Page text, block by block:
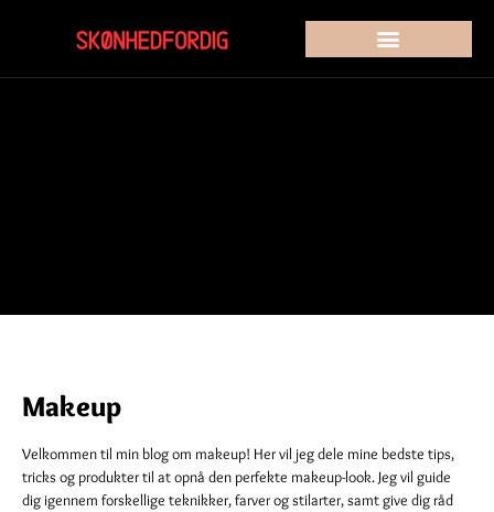
Makeup
Velkommen til min blog om makeup! Her vil jeg dele mine bedste tips,
tricks og produkter til at opnå den perfekte makeup-look. Jeg vil guide
dig igennem forskellige teknikker, farver og stilarter, samt give dig råd